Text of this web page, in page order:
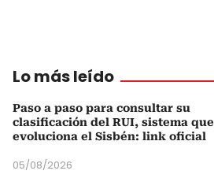
Lo más leído
Paso a paso para consultar su
clasificación del RUI, sistema que
evoluciona el Sisbén: link oficial
05/08/2026